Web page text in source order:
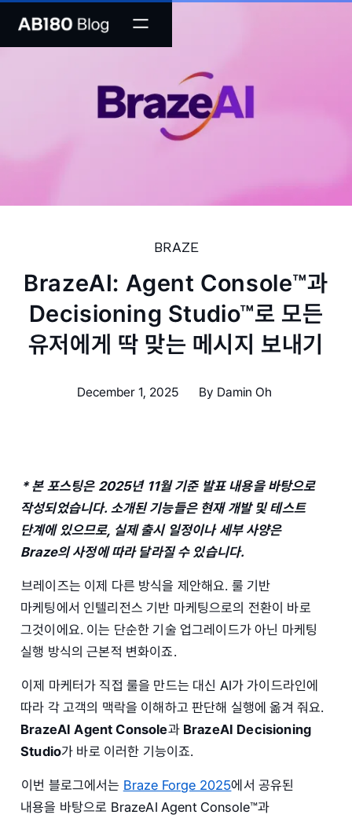
BRAZE
BrazeAI: Agent Console™과
Decisioning Studio™로 모든
유저에게 딱 맞는 메시지 보내기
December 1, 2025 By Damin Oh
* 본 포스팅은 2025년 11월 기준 발표 내용을 바탕으로
작성되었습니다. 소개된 기능들은 현재 개발 및 테스트
단계에 있으므로, 실제 출시 일정이나 세부 사양은
Braze의 사정에 따라 달라질 수 있습니다.
브레이즈는 이제 다른 방식을 제안해요. 룰 기반
마케팅에서 인텔리전스 기반 마케팅으로의 전환이 바로
그것이에요. 이는 단순한 기술 업그레이드가 아닌 마케팅
실행 방식의 근본적 변화이죠.
이제 마케터가 직접 룰을 만드는 대신 AI가 가이드라인에
따라 각 고객의 맥락을 이해하고 판단해 실행에 옮겨 줘요.
BrazeAI Agent Console과 BrazeAI Decisioning
Studio가 바로 이러한 기능이죠.
이번 블로그에서는 Braze Forge 2025에서 공유된
내용을 바탕으로 BrazeAI Agent Console™과